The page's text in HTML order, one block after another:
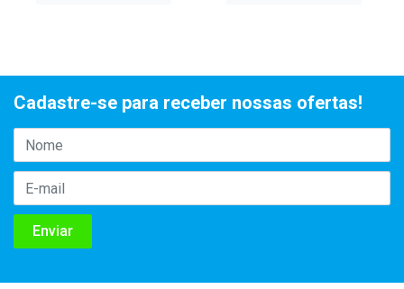
Cadastre-se para receber nossas ofertas!